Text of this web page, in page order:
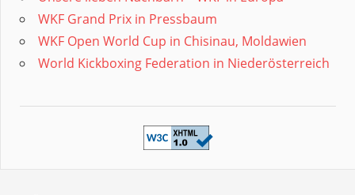
WKF Grand Prix in Pressbaum
WKF Open World Cup in Chisinau, Moldawien
World Kickboxing Federation in Niederösterreich